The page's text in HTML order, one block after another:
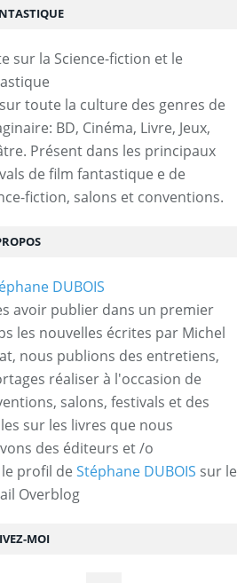
MOI
toute la culture des genres de
BD, Cinéma, Livre, Jeux,
Présent dans les principaux
de film fantastique e de
fiction, salons et conventions.
avoir publier dans un premier
les nouvelles écrites par Michel
nous publions des entretiens,
réaliser à l'occasion de
salons, festivals et des
sur les livres que nous
des éditeurs et /o
profil de Stéphane DUBOIS sur le
Overblog